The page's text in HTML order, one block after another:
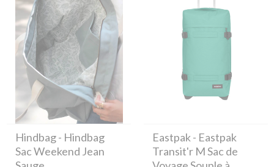
Hindbag- Hindbag
Sac Weekend Jean
Eastpak - Eastpak
Transit'r M Sac de